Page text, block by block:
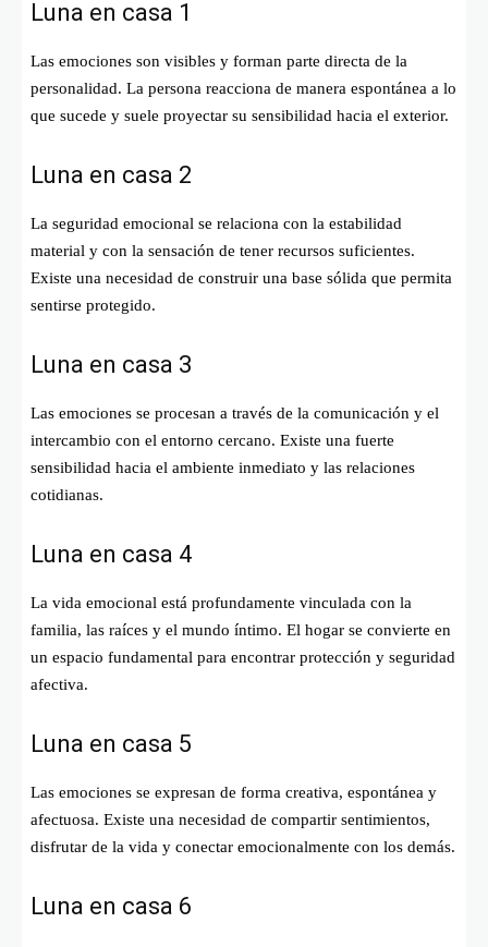
Luna en casa 1
Las emociones son visibles y forman parte directa de la
personalidad. La persona reacciona de manera espontánea a lo
que sucede y suele proyectar su sensibilidad hacia el exterior.
Luna en casa 2
La seguridad emocional se relaciona con la estabilidad
material y con la sensación de tener recursos suficientes.
Existe una necesidad de construir una base sólida que permita
sentirse protegido.
Luna en casa 3
Las emociones se procesan a través de la comunicación y el
intercambio con el entorno cercano. Existe una fuerte
sensibilidad hacia el ambiente inmediato y las relaciones
cotidianas.
Luna en casa 4
La vida emocional está profundamente vinculada con la
familia, las raíces y el mundo íntimo. El hogar se convierte en
un espacio fundamental para encontrar protección y seguridad
afectiva.
Luna en casa 5
Las emociones se expresan de forma creativa, espontánea y
afectuosa. Existe una necesidad de compartir sentimientos,
disfrutar de la vida y conectar emocionalmente con los demás.
Luna en casa 6